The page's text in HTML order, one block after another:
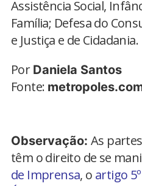
Assistência Social,
Família; Defesa do
e Justiça e de Cidadania.
Por Daniela Santos
Fonte:
Observação: As
têm o direito de se
de Imprensa, o artigo